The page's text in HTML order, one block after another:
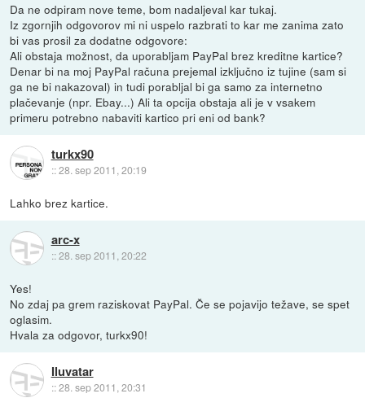
Da ne odpiram nove teme, bom nadaljeval kar tukaj.
Iz zgornjih odgovorov mi ni uspelo razbrati to kar me zanima zato
bi vas prosil za dodatne odgovore:
Ali obstaja možnost, da uporabljam PayPal brez kreditne kartice?
Denar bi na moj PayPal računa prejemal izključno iz tujine (sam si
ga ne bi nakazoval) in tudi porabljal bi ga samo za internetno
plačevanje (npr. Ebay...) Ali ta opcija obstaja ali je v vsakem
primeru potrebno nabaviti kartico pri eni od bank?
turkx90
::28. sep 2011, 20:19
Lahko brez kartice.
arc-x
::28. sep 2011, 20:22
Yes!
No zdaj pa grem raziskovat PayPal. Če se pojavijo težave, se spet
oglasim.
Hvala za odgovor, turkx90!
Iluvatar
::28. sep 2011, 20:31